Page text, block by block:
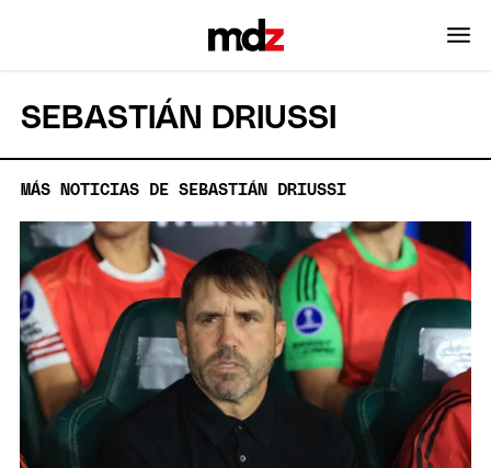
SEBASTIÁN DRIUSSI
MÁS NOTICIAS DE SEBASTIÁN DRIUSSI